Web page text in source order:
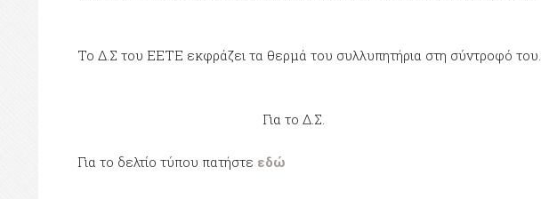
Το Δ.Σ του ΕΕΤΕ εκφράζει τα θερμά του συλλυπητήρια στη σύντροφό του.
Για το Δ.Σ.
Για το δελτίο τύπου πατήστε εδώ